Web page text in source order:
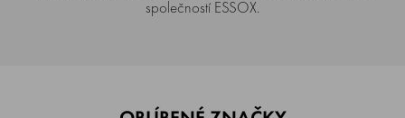
společností ESSOX.